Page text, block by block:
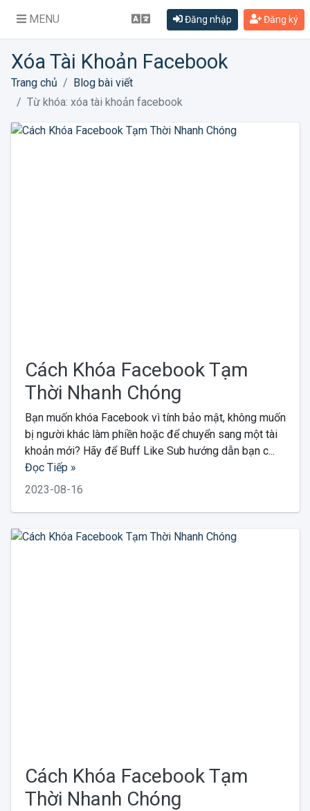
MENU Đăng nhập Đăng ký
Xóa Tài Khoản Facebook
Trang chủ
Blog bài viết
Từ khóa: xóa tài khoản facebook
Cách Khóa Facebook Tạm
Thời Nhanh Chóng
Bạn muốn khóa Facebook vì tính bảo mật, không muốn
bị người khác làm phiền hoặc để chuyển sang một tài
khoản mới? Hãy để Buff Like Sub hướng dẫn bạn c...
Đọc Tiếp »
2023-08-16
Cách Khóa Facebook Tạm
Thời Nhanh Chóng